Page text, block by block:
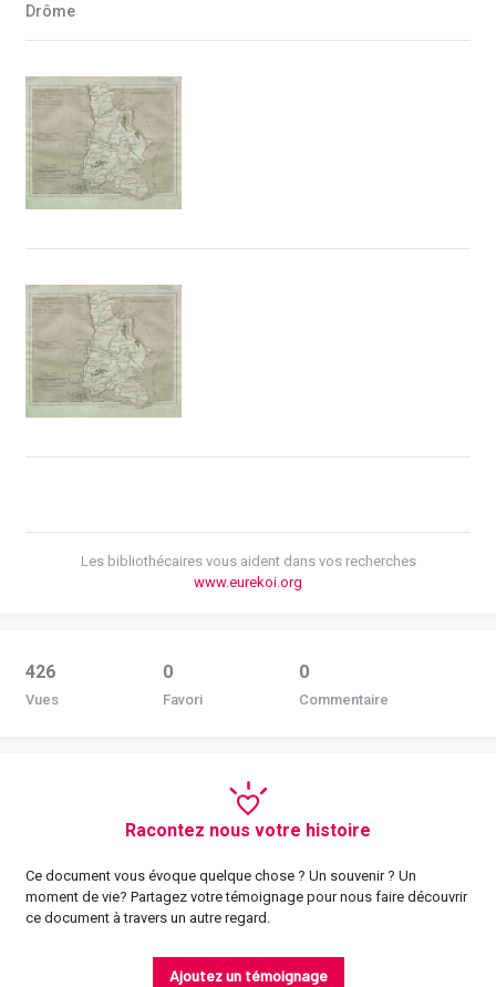
Drôme
Les bibliothécaires vous aident dans vos recherches
www.eurekoi.org
426
Vues
0
Favori
0
Commentaire
Racontez nous votre histoire
Ce document vous évoque quelque chose ? Un souvenir ? Un
moment de vie? Partagez votre témoignage pour nous faire découvrir
ce document à travers un autre regard.
Ajoutez un témoignage